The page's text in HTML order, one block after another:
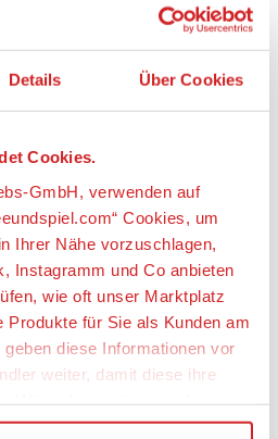
Details Über Cookies
Cookies.
GmbH, verwenden auf
Cookies, um
Ihrer Nähe vorzuschlagen,
Instagramm und Co anbieten
wie oft unser Marktplatz
Produkte für Sie als Kunden am
diese Informationen vor
weiter, damit diese ihre
1, 7190 Billund,
für Kinder unter 3 Jahren
verschluckt werden